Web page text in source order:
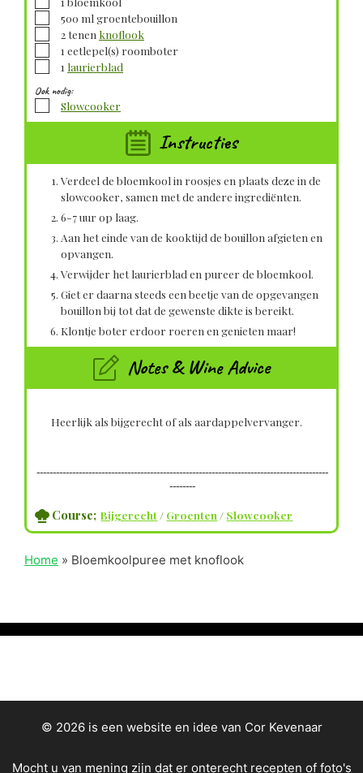
▢
500 ml groentebouillon
▢
2tenen knoflook
▢1 eetlepel(s) roomboter
▢1 laurierblad
Ook nodig:
▢
Slowcooker
Instructies
Verdeel de bloemkool in roosjes en plaats deze in de
slowcooker, samen met de andere ingrediënten.
6-7 uur op laag.
Aan het einde van de kooktijd de bouillon afgieten en
opvangen.
Verwijder het laurierblad en pureer de bloemkool.
Giet er daarna steeds een beetje van de opgevangen
bouillon bij tot dat de gewenste dikte is bereikt.
Klontje boter erdoor roeren en genieten maar!
Notes & Wine Advice
Heerlijk als bijgerecht of als aardappelvervanger.
------------------------------------------------------------------------------------------
--------
Course; Bijgerecht / Groenten / Slowcooker
Home » Bloemkoolpuree met knoflook
© 2026 is een website en idee van Cor Kevenaar
Mocht u van mening zijn dat er onterecht recepten of foto's